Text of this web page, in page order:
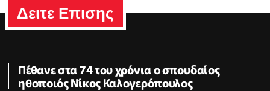
Δειτε Επισης
Πέθανε στα 74 του χρόνια ο σπουδαίος
ηθοποιός Νίκος Καλογερόπουλος